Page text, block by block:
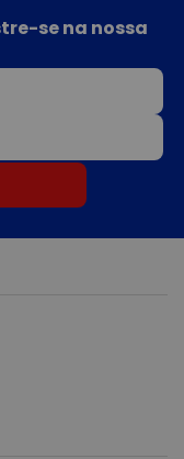
se na nossa